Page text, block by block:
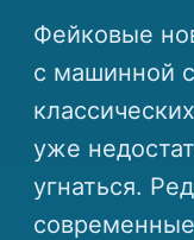
Фейковые
с машинной
уже
угнаться.